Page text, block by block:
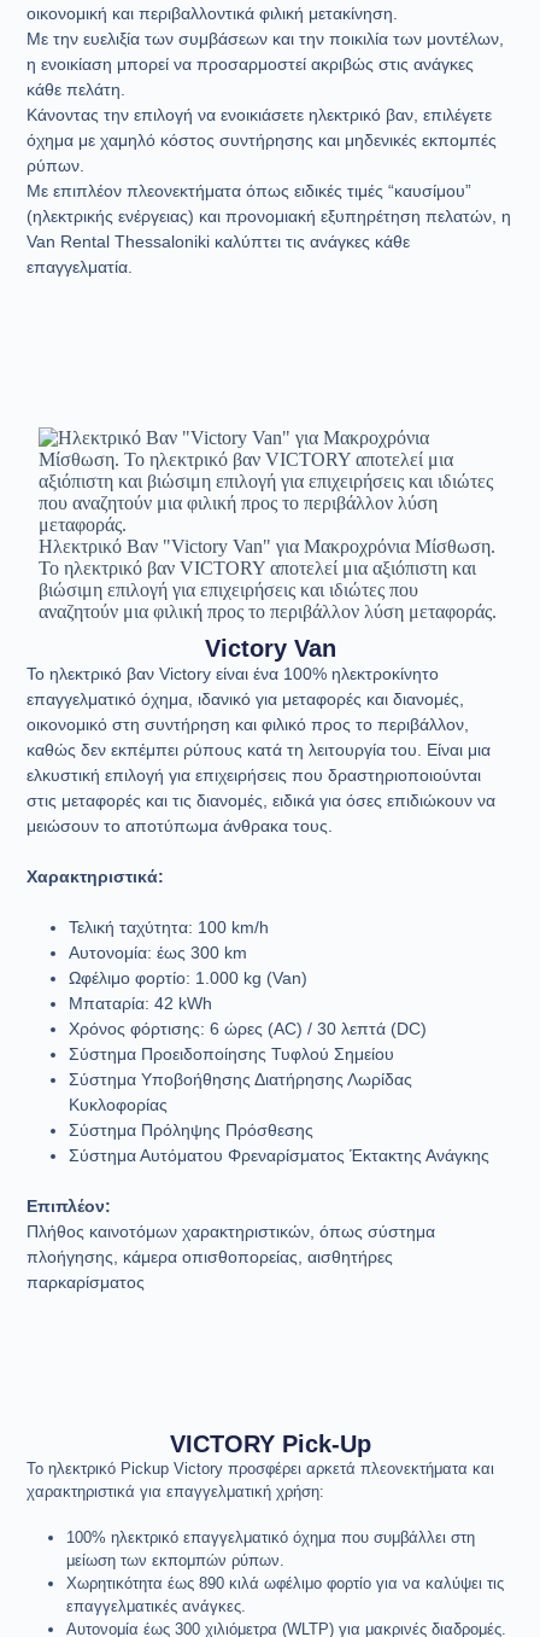
οικονομική και περιβαλλοντικά φιλική μετακίνηση.
Με την ευελιξία των συμβάσεων και την ποικιλία των μοντέλων,
η ενοικίαση μπορεί να προσαρμοστεί ακριβώς στις ανάγκες
κάθε πελάτη.
Κάνοντας την επιλογή να ενοικιάσετε ηλεκτρικό βαν, επιλέγετε
όχημα με χαμηλό κόστος συντήρησης και μηδενικές εκπομπές
ρύπων.
Με επιπλέον πλεονεκτήματα όπως ειδικές τιμές “καυσίμου”
(ηλεκτρικής ενέργειας) και προνομιακή εξυπηρέτηση πελατών, η
Van Rental Thessaloniki καλύπτει τις ανάγκες κάθε
επαγγελματία.
Victory Van
Το ηλεκτρικό βαν Victory είναι ένα 100% ηλεκτροκίνητο
επαγγελματικό όχημα, ιδανικό για μεταφορές και διανομές,
οικονομικό στη συντήρηση και φιλικό προς το περιβάλλον,
καθώς δεν εκπέμπει ρύπους κατά τη λειτουργία του. Είναι μια
ελκυστική επιλογή για επιχειρήσεις που δραστηριοποιούνται
στις μεταφορές και τις διανομές, ειδικά για όσες επιδιώκουν να
μειώσουν το αποτύπωμα άνθρακα τους.
Χαρακτηριστικά:
Τελική ταχύτητα: 100 km/h
Αυτονομία: έως 300 km
Ωφέλιμο φορτίο: 1.000 kg (Van)
Μπαταρία: 42 kWh
Χρόνος φόρτισης: 6 ώρες (AC) / 30 λεπτά (DC)
Σύστημα Προειδοποίησης Τυφλού Σημείου
Σύστημα Υποβοήθησης Διατήρησης Λωρίδας
Κυκλοφορίας
Σύστημα Πρόληψης Πρόσθεσης
Σύστημα Αυτόματου Φρεναρίσματος Έκτακτης Ανάγκης
Επιπλέον:
Πλήθος καινοτόμων χαρακτηριστικών, όπως σύστημα
πλοήγησης, κάμερα οπισθοπορείας, αισθητήρες
παρκαρίσματος
Ηλεκτρικό Βαν "Victory Van" για Μακροχρόνια Μίσθωση.
Το ηλεκτρικό βαν VICTORY αποτελεί μια αξιόπιστη και
βιώσιμη επιλογή για επιχειρήσεις και ιδιώτες που
αναζητούν μια φιλική προς το περιβάλλον λύση μεταφοράς.
VICTORY Pick-Up
Το ηλεκτρικό Pickup Victory προσφέρει αρκετά πλεονεκτήματα και
χαρακτηριστικά για επαγγελματική χρήση:
100% ηλεκτρικό επαγγελματικό όχημα που συμβάλλει στη
μείωση των εκπομπών ρύπων.
Χωρητικότητα έως 890 κιλά ωφέλιμο φορτίο για να καλύψει τις
επαγγελματικές ανάγκες.
Αυτονομία έως 300 χιλιόμετρα (WLTP) για μακρινές διαδρομές.